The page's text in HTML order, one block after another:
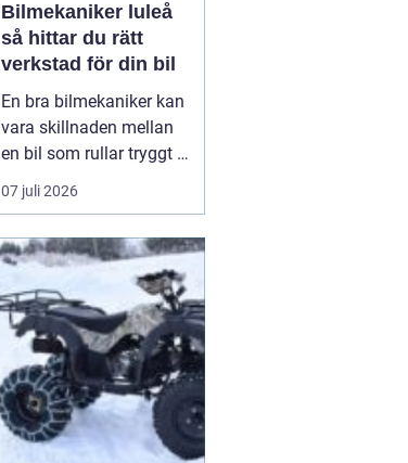
Bilmekaniker luleå
så hittar du rätt
verkstad för din bil
En bra bilmekaniker kan
vara skillnaden mellan
en bil som rullar tryggt i
många år och
återkommande problem
I Luleå finns många
verkstäder att välja på,
men hur vet du
egentligen vem som gör
ett bra jobb, håller vad
de lova...
07 juli 2026